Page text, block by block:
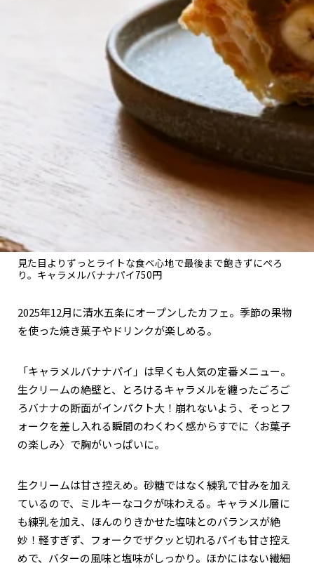
関西で開催。
おすすめの展覧会
おすすめの映画
誠光社で選びました。
おすすめの本
紹介します。
おすすめのイベント
見た目よりずっとライトな食べ心地で最後まで飽きずにぺろ
り。キャラメルバナナパイ750円
2025年12月に清水五条にオープンしたカフェ。季節の果物
を使った焼き菓子やドリンクが楽しめる。
「キャラメルバナナパイ」は早くも人気の定番メニュー。
生クリームの絶壁と、とろけるキャラメルを纏ったごろご
ろバナナの断面がインパクト大！崩れないよう、そっとフ
ォークを差し入れる瞬間のわくわく感からすでに〈お菓子
の楽しみ〉で胸がいっぱいに。
生クリームは甘さ控えめ。砂糖ではなく練乳で甘みを加え
ているので、ミルキーなコクが味わえる。キャラメル層に
も練乳を加え、ほんのりきかせた塩味とのバランスが絶
妙！軽すぎず、フォークでザクッと切れるパイも甘さ控え
めで、バターの風味と塩味がしっかり。ほかにはない繊細